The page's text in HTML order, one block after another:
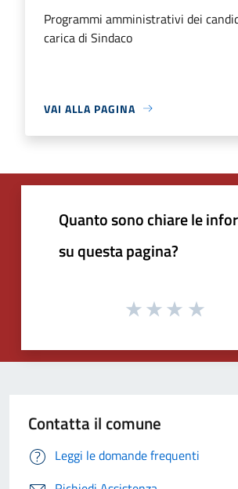
Programmi amministrativi dei
carica di Sindaco
VAI ALLA PAGINA
Quanto sono chiare le
su questa pagina?
Contatta il comune
Leggi le domande frequenti